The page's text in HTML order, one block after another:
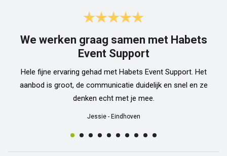
We werken graag samen met Habets
Event Support
Hele fijne ervaring gehad met Habets Event Support. Het
aanbod is groot, de communicatie duidelijk en snel en ze
denken echt met je mee.
Jessie - Eindhoven